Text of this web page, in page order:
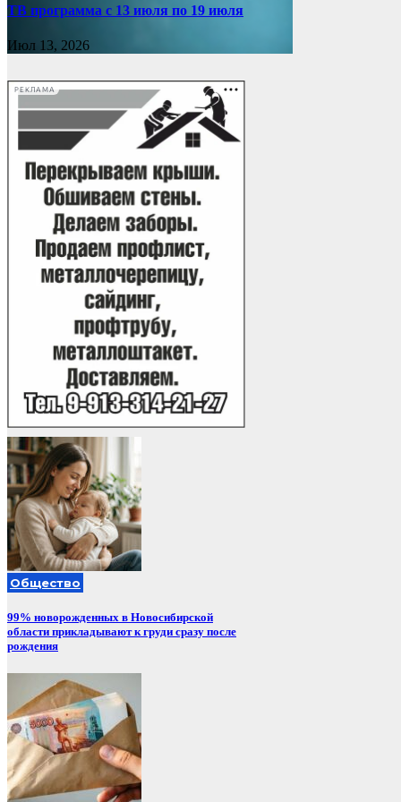
ТВ программа с 13 июля по 19 июля
Июл 13, 2026
РЕКЛАМА
Общество
99% новорожденных в Новосибирской
области прикладывают к груди сразу после
рождения